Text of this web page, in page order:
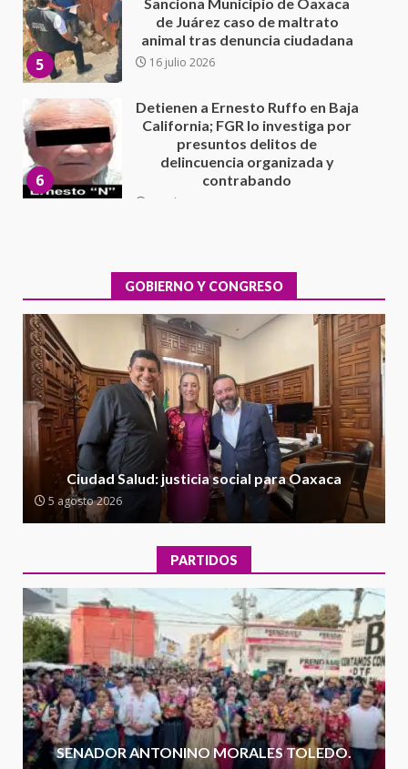
6
California; FGR lo investiga por
presuntos delitos de
delincuencia organizada y
contrabando
7
Sin paso carretera Oaxaca-
Cuacnopalan
26 junio 2026
1
integral de las instalaciones de la
Escuela Secundaria General
Moisés Sáenz Garza
5 agosto 2026
2
Ciudad Salud: justicia social para
Oaxaca
5 agosto 2026
3
Encuentro de Ariadna Montiel
con el Gobernador Salomón Jara
Cruz reafirma la consolidación
de la transformación en
territorio oaxaqueño
30 julio 2026
4
presencia institucional en San
Juan Mazatlán
20 julio 2026
5
Sanciona Municipio de Oaxaca
de Juárez caso de maltrato
animal tras denuncia ciudadana
16 julio 2026
GOBIERNO Y CONGRESO
Ciudad Salud: justicia social para Oaxaca
5 agosto 2026
PARTIDOS
SENADOR ANTONINO MORALES TOLEDO.